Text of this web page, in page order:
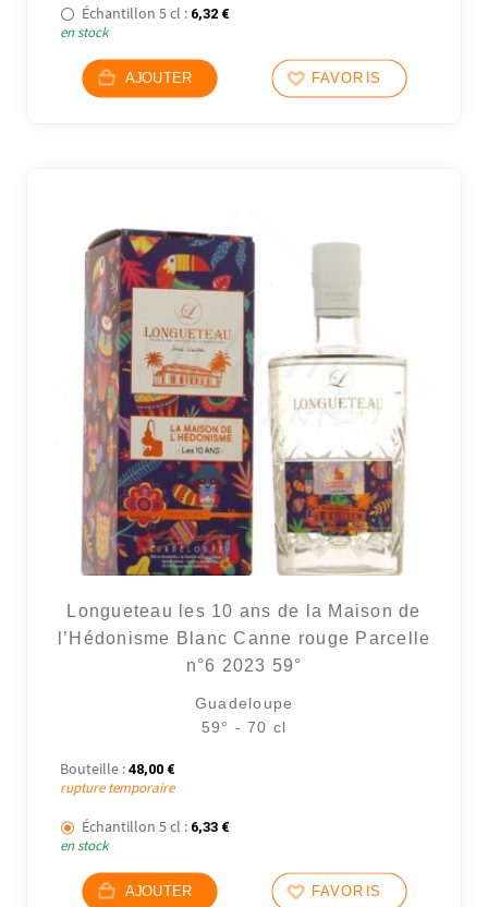
Échantillon 5 cl : 6,32 €
en stock
AJOUTER FAVORIS
Longueteau les 10 ans de la Maison de
l’Hédonisme Blanc Canne rouge Parcelle
n°6 2023 59°
Guadeloupe
59° - 70 cl
Bouteille : 48,00 €
rupture temporaire
Échantillon 5 cl : 6,33 €
en stock
AJOUTER FAVORIS